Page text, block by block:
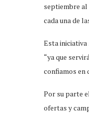
septiembre
cada una de
Esta
“ya que
confiamos en
Por su parte
ofertas y